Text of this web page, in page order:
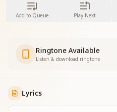
Add to Queue Play Next
Ringtone Available
Listen & download ringtone
Lyrics